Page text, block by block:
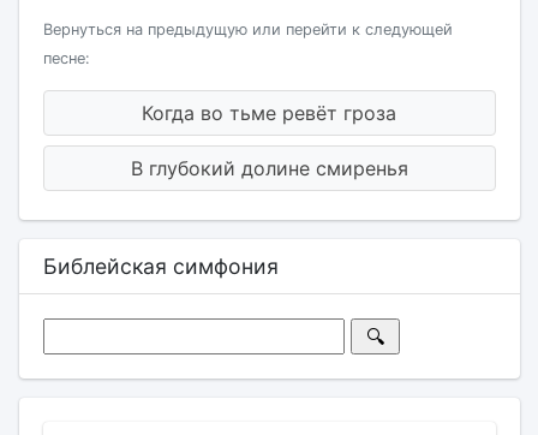
Вернуться на предыдущую или перейти к следующей
песне:
Когда во тьме ревёт гроза
В глубокий долине смиренья
Библейская симфония